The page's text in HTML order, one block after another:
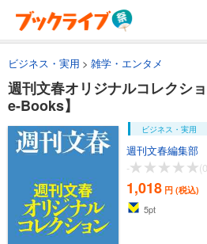
ビジネス・実用 雑学・エンタメ
週刊文春オリジナルコレクシ
e-Books】
ビジネス・実用
週刊文春編集部
-
1,018 円 (税込)
5pt